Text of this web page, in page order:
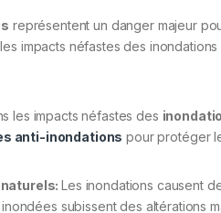
représentent un danger majeur
impacts néfastes des
les impacts néfastes des
anti-inondations pour protéger
Les inondations causent
subissent des altérations